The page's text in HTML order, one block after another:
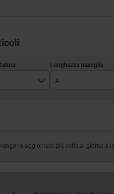
A
aggiornate più volte al giorno a